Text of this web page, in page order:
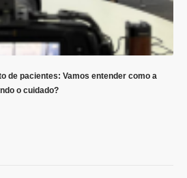
de pacientes: Vamos entender como a
o cuidado?